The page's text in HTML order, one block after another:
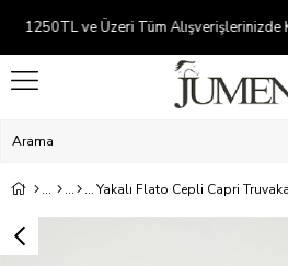
Kredi kartına 2-5
Yakalı Flato Cepli Capri